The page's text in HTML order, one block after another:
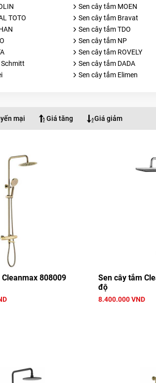
Sen cây tắm MOEN
TOTO Sen cây tắm Bravat
Sen cây tắm TDO
Sen cây tắm NP
Sen cây tắm ROVELY
Sen cây tắm DADA
Sen cây tắm Elimen
mại Giá tăng Giá giảm
808009
Sen cây tắm
độ
8.400.000 VND